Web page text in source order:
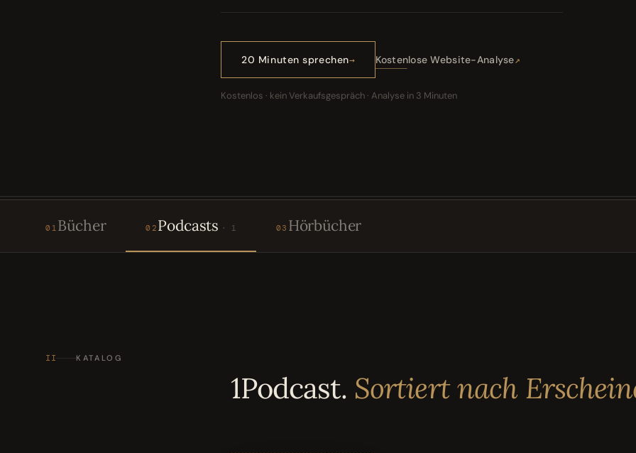
20 Minuten sprechen Kostenlose Website-Analyse
Kostenlos · kein Verkaufsgespräch · Analyse in 3 Minuten
01 Bücher 02 Podcasts 1 03 Hörbücher
II KATALOG
1Podcast. Sortiert nach